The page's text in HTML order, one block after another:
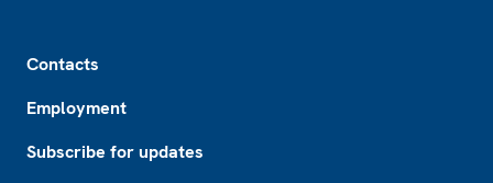
Contacts
Employment
Subscribe for updates